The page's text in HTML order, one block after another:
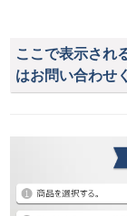
ここで表示され
はお問い合わせ